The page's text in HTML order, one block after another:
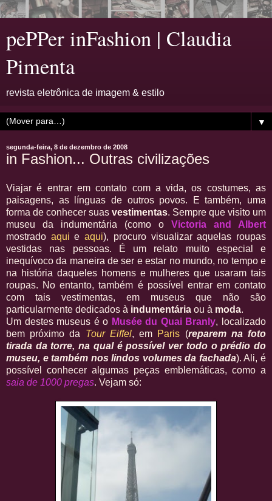
pePPer inFashion | Claudia
Pimenta
revista eletrônica de imagem & estilo
▼
segunda-feira, 8 de dezembro de 2008
in Fashion... Outras civilizações
Viajar é entrar em contato com a vida, os costumes, as
paisagens, as línguas de outros povos. E também, uma
forma de conhecer suas vestimentas. Sempre que visito um
museu da indumentária (como o Victoria and Albert
mostrado aqui eaqui), procuro visualizar aquelas roupas
vestidas nas pessoas. É um relato muito especial e
inequívoco da maneira de ser e estar no mundo, no tempo e
na história daqueles homens e mulheres que usaram tais
roupas. No entanto, também é possível entrar em contato
com tais vestimentas, em museus que não são
particularmente dedicados à indumentária ou à moda.
Um destes museus é o Musée du Quai Branly, localizado
bem próximo da Tour Eiffel, em Paris (reparem na foto
tirada da torre, na qual é possível ver todo o prédio do
museu, e também nos lindos volumes da fachada). Ali, é
possível conhecer algumas peças emblemáticas, como a
saia de 1000 pregas. Vejam só: